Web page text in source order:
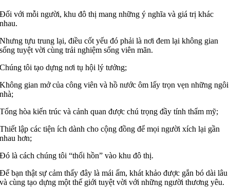
Đối với mỗi người, khu đô thị mang những ý nghĩa và giá trị khác
nhau.
Nhưng tựu trung lại, điều cốt yếu đó phải là nơi đem lại không gian
sống tuyệt vời cùng trải nghiệm sống viên mãn.
Chúng tôi tạo dựng nơi tụ hội lý tưởng;
Không gian mở của công viên và hồ nước ôm lấy trọn vẹn những ngôi
nhà;
Tổng hòa kiến trúc và cảnh quan được chú trọng đầy tính thẩm mỹ;
Thiết lập các tiện ích dành cho cộng đồng để mọi người xích lại gần
nhau hơn;
Đó là cách chúng tôi “thổi hồn” vào khu đô thị.
Để bạn thật sự cảm thấy đây là mái ấm, khát khảo được gắn bó dài lâu
và cùng tạo dựng một thế giới tuyệt vời với những người thương yêu.